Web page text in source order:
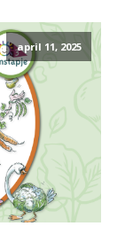
april 11, 2025